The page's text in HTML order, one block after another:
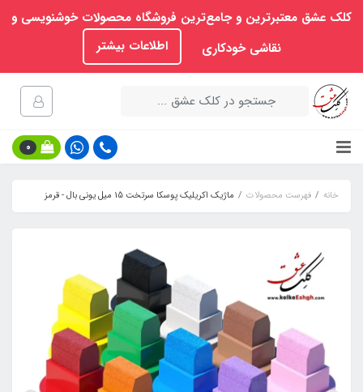
کلک عشق معتبرترین و جامع‌ترین فروشگاه محصولات خوشنویسی و
نقاشی خودکاری
اطلاعات بیشتر
0
خانه فهرست محصولات ماژیک اکریلیک پوسکا سرتخت 15 میل یونی بال - قرمز